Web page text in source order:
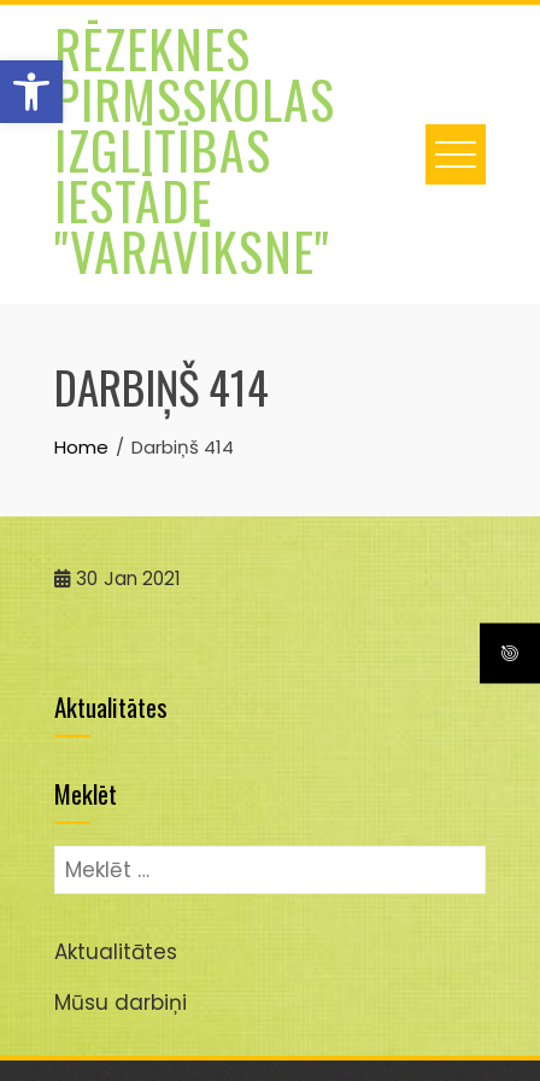
Open toolbar
Skip
contentRĒZEKNES
PIRMSSKOLAS
IZGLĪTĪBAS
IESTĀDE
"VARAVĪKSNE"
DARBIŅŠ 414
Home Darbiņš 414
30 Jan 2021
Aktualitātes
Meklēt
Meklēt:
Aktualitātes
Mūsu darbiņi